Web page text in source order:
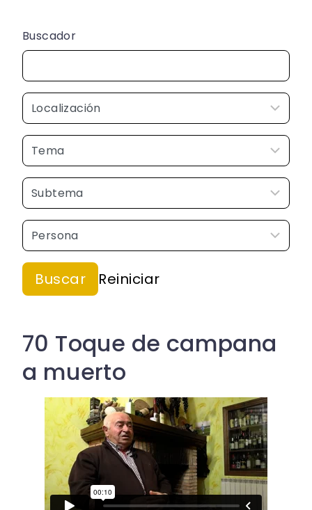
Buscador
70 Toque de campana
a muerto